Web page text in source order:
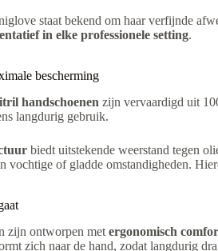
staat bekend om haar verfijnde
in elke professionele setting.
bescherming
handschoenen zijn vervaardigd uit
langdurig gebruik.
biedt uitstekende weerstand tegen
vochtige of gladde omstandigheden.
zijn ontworpen met ergonomisch
zich naar de hand, zodat langdurig